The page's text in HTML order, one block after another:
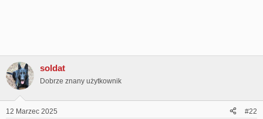
soldat
Dobrze znany użytkownik
12 Marzec 2025 #22